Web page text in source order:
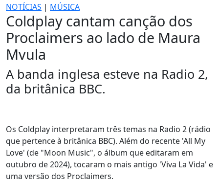
NOTÍCIAS | MÚSICA
Coldplay cantam canção dos
Proclaimers ao lado de Maura
Mvula
A banda inglesa esteve na Radio 2,
da britânica BBC.
Os Coldplay interpretaram três temas na Radio 2 (rádio
que pertence à britânica BBC). Além do recente 'All My
Love' (de "Moon Music", o álbum que editaram em
outubro de 2024), tocaram o mais antigo 'Viva La Vida' e
uma versão dos Proclaimers.